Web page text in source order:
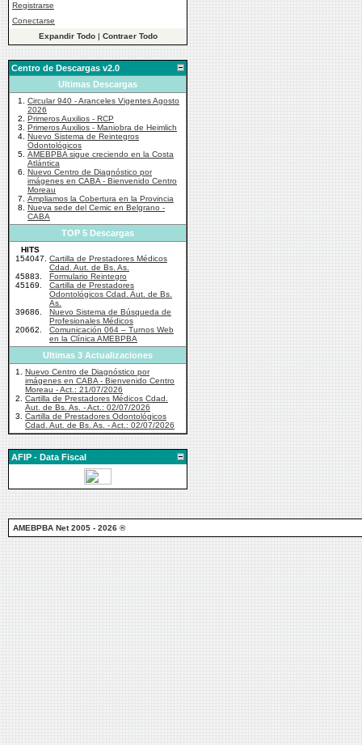
Registrarse
Conectarse
Expandir Todo| Contraer Todo
Centro de Descargas v2.0
Ultimas Descargas
1.
Circular 940 - Aranceles Vigentes Agosto
2026
2.
Primeros Auxilios - RCP
3.
Primeros Auxilios - Maniobra de Heimlich
4. Nuevo Sistema de Reintegros
Odontológicos
5. AMEBPBA sigue creciendo en la Costa
Atlántica
6.
Nuevo Centro de Diagnóstico por
imágenes en CABA - Bienvenido Centro
Moreau
7.
Ampliamos la Cobertura en la Provincia
8.
Nueva sede del Cemic en Belgrano -
CABA
TOP 5 Descargas
HITS
154047.
Cartilla de Prestadores Médicos
Cdad. Aut. de Bs. As.
45883.
Formulario Reintegro
45169.
Cartilla de Prestadores
Odontológicos Cdad. Aut. de Bs.
As.
39686.
Nuevo Sistema de Búsqueda de
Profesionales Médicos
20662.
Comunicación 064 – Turnos Web
en la Clínica AMEBPBA
Ultimas 3 Actualizaciones
1.
Nuevo Centro de Diagnóstico por
imágenes en CABA - Bienvenido Centro
Moreau - Act.: 21/07/2026
2.
Cartilla de Prestadores Médicos Cdad.
Aut. de Bs. As. - Act.: 02/07/2026
3.
Cartilla de Prestadores Odontológicos
Cdad. Aut. de Bs. As. - Act.: 02/07/2026
AFIP - Data Fiscal
AMEBPBA Net 2005 - 2026 ®